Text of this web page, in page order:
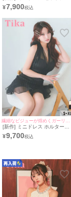
プ ワンピース 上品 ハイネック
ホルターネック バックリボン
バー フリル シフォン 同伴 Aラ
イン 黒 ブラック キャバドレス
(若林萌々着用) [tk-mds8886b]
[Tika/ティカ]
¥7,900
[新作] ミニドレス ホルターネ
ック 谷間 シースルー キラキラ
ビジュー 背中魅せ チュール バ
カ]
¥9,700